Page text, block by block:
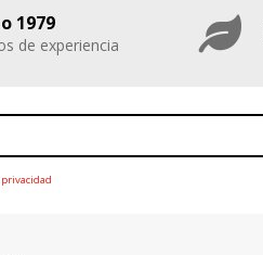
1979
de experiencia